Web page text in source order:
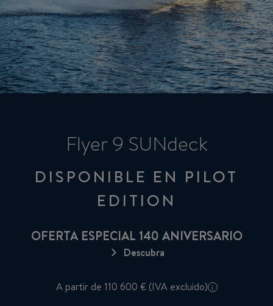
Flyer 9 SUNdeck
DISPONIBLE EN PILOT
EDITION
OFERTA ESPECIAL 140 ANIVERSARIO
Descubra
A partir de 110 600 € (IVA excluido) i